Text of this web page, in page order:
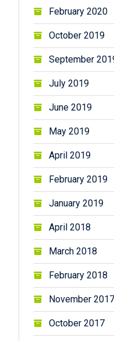
February 2020
October 2019
September
July 2019
June 2019
May 2019
April 2019
February 2019
January 2019
April 2018
March 2018
February 2018
November 2017
October 2017